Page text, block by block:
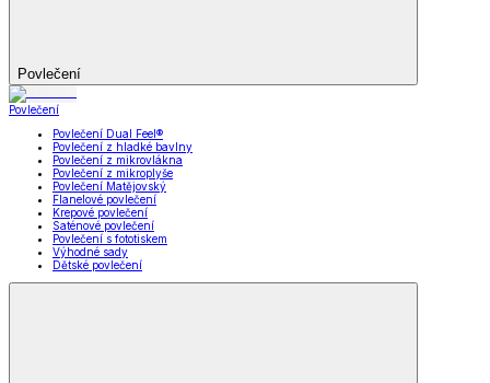
Povlečení
Povlečení
Povlečení Dual Feel®
Povlečení z hladké bavlny
Povlečení z mikrovlákna
Povlečení z mikroplyše
Povlečení Matějovský
Flanelové povlečení
Krepové povlečení
Saténové povlečení
Povlečení s fototiskem
Výhodné sady
Dětské povlečení